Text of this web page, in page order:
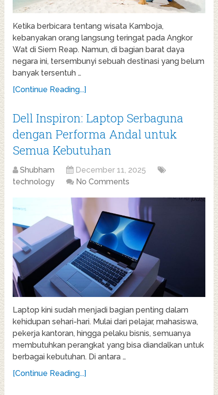
Ketika berbicara tentang wisata Kamboja,
kebanyakan orang langsung teringat pada Angkor
Wat di Siem Reap. Namun, di bagian barat daya
negara ini, tersembunyi sebuah destinasi yang belum
banyak tersentuh …
[Continue Reading...]
Dell Inspiron: Laptop Serbaguna
dengan Performa Andal untuk
Semua Kebutuhan
Shubham
December 11, 2025
technology
No Comments
Laptop kini sudah menjadi bagian penting dalam
kehidupan sehari-hari. Mulai dari pelajar, mahasiswa,
pekerja kantoran, hingga pelaku bisnis, semuanya
membutuhkan perangkat yang bisa diandalkan untuk
berbagai kebutuhan. Di antara …
[Continue Reading...]